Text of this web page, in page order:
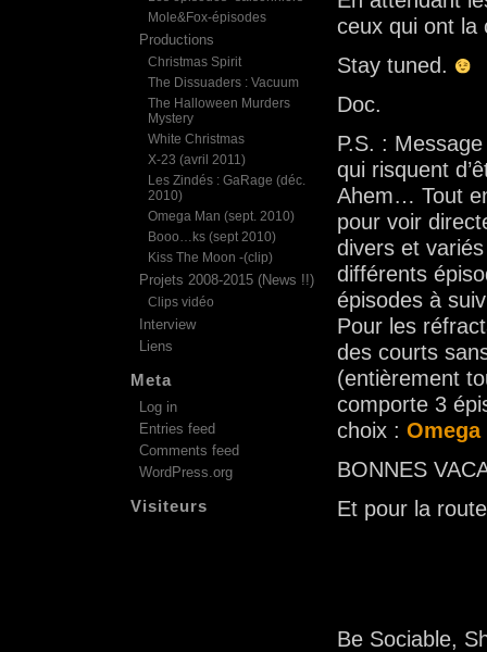
ceux qui ont la
Stay tuned.
Doc.
P.S. :
qui risquent
Ahem… Tout
pour voir
divers et
différents
épisodes à
Pour les
des courts
(entièrement
comporte 3
choix : Omega
BONNES
Et pour la
Be Sociable,
Mole&Fox-épisodes
Productions
Christmas Spirit
The Dissuaders : Vacuum
The Halloween Murders
Mystery
White Christmas
X-23 (avril 2011)
Les Zindés : GaRage (déc.
2010)
Omega Man (sept. 2010)
Booo…ks (sept 2010)
Kiss The Moon -(clip)
Projets 2008-2015 (News !!)
Clips vidéo
Interview
Liens
Meta
Log in
Entries feed
Comments feed
WordPress.org
Visiteurs